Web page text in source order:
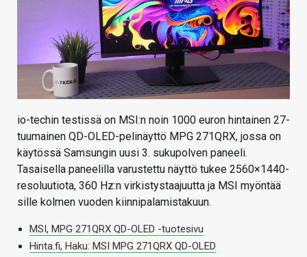
io-techin testissä on MSI:n noin 1000 euron hintainen 27-
tuumainen QD-OLED-pelinäyttö MPG 271QRX, jossa on
käytössä Samsungin uusi 3. sukupolven paneeli.
Tasaisella paneelilla varustettu näyttö tukee 2560×1440-
resoluutiota, 360 Hz:n virkistystaajuutta ja MSI myöntää
sille kolmen vuoden kiinnipalamistakuun.
MSI, MPG 271QRX QD-OLED -tuotesivu
Hinta.fi, Haku: MSI MPG 271QRX QD-OLED